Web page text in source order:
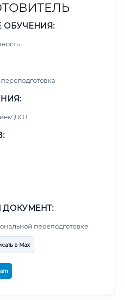
ОБУЧЕНИЯ:
ДОТ
переподготовке
в Max